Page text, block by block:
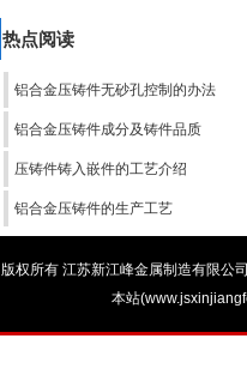
热点阅读
铝合金压铸件无砂孔控制的办法
铝合金压铸件成分及铸件品质
压铸件铸入嵌件的工艺介绍
铝合金压铸件的生产工艺
版权所有 江苏新江峰金属制造有限公
本站